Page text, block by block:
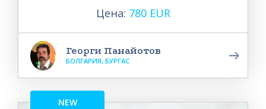
Цена: 780 EUR
Георги Панайотов
БОЛГАРИЯ, БУРГАС
NEW